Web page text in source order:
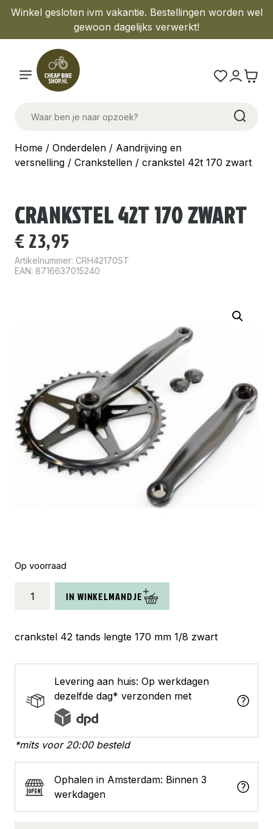
Winkel gesloten ivm vakantie. Bestellingen worden wel
gewoon dagelijks verwerkt!
Home / Onderdelen / Aandrijving en
versnelling / Crankstellen / crankstel 42t 170 zwart
CRANKSTEL 42T 170 ZWART
€ 23,95
Artikelnummer: CRH42170ST
EAN: 8716637015240
Op voorraad
zwart
IN WINKELMANDJE
crankstel 42 tands lengte 170 mm 1/8 zwart
Levering aan huis: Op werkdagen
dezelfde dag* verzonden met
*mits voor 20:00 besteld
Ophalen in Amsterdam: Binnen 3
werkdagen